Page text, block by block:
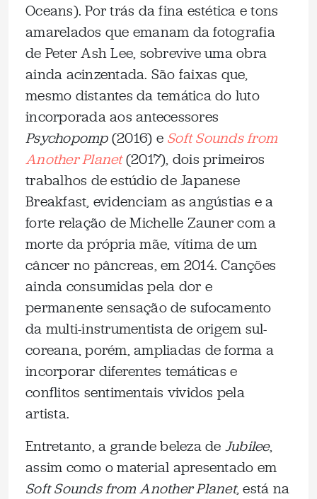
Oceans). Por trás da fina estética e tons
amarelados que emanam da fotografia
de Peter Ash Lee, sobrevive uma obra
ainda acinzentada. São faixas que,
mesmo distantes da temática do luto
incorporada aos antecessores
Psychopomp(2016) e Soft Sounds from
Another Planet(2017), dois primeiros
trabalhos de estúdio de Japanese
Breakfast, evidenciam as angústias e a
forte relação de Michelle Zauner com a
morte da própria mãe, vítima de um
câncer no pâncreas, em 2014. Canções
ainda consumidas pela dor e
permanente sensação de sufocamento
da multi-instrumentista de origem sul-
coreana, porém, ampliadas de forma a
incorporar diferentes temáticas e
conflitos sentimentais vividos pela
artista.
Entretanto, a grande beleza de Jubilee,
assim como o material apresentado em
Soft Sounds from Another Planet, está na